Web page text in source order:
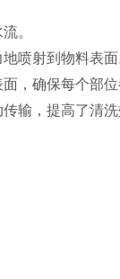
。
喷射到物料表面
，确保每个部位
输，提高了清